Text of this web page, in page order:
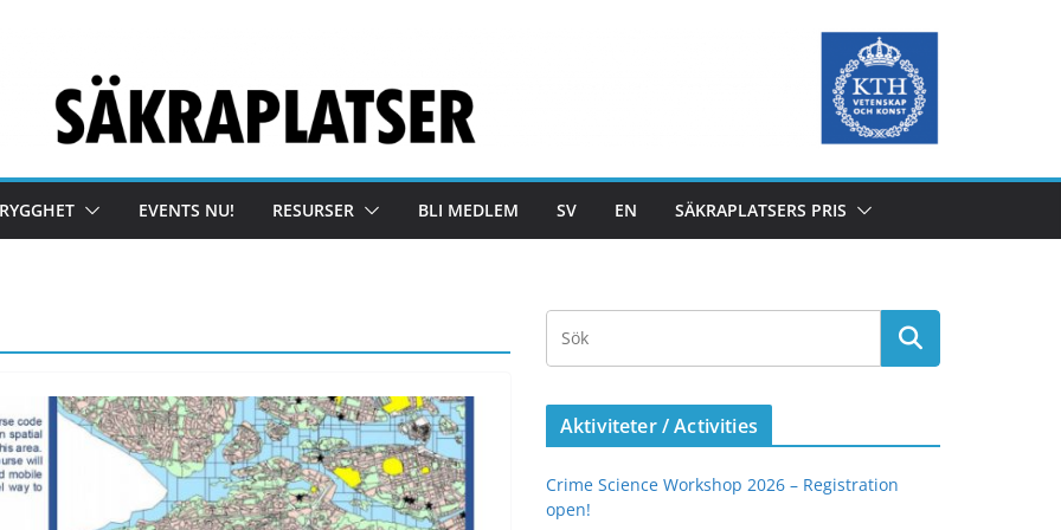
EVENTS NU! RESURSER BLI MEDLEM SV EN SÄKRAPLATSERS PRIS
Aktiviteter / Activities
Crime Science Workshop 2026 – Registration
open!